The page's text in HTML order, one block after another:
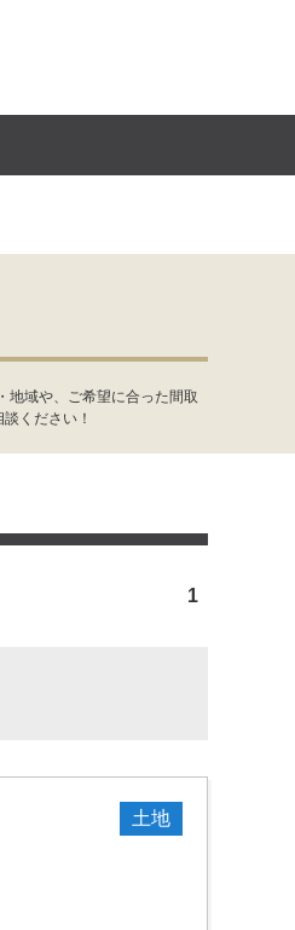
地域や、ご希望に合った間取
ください！
1
土地